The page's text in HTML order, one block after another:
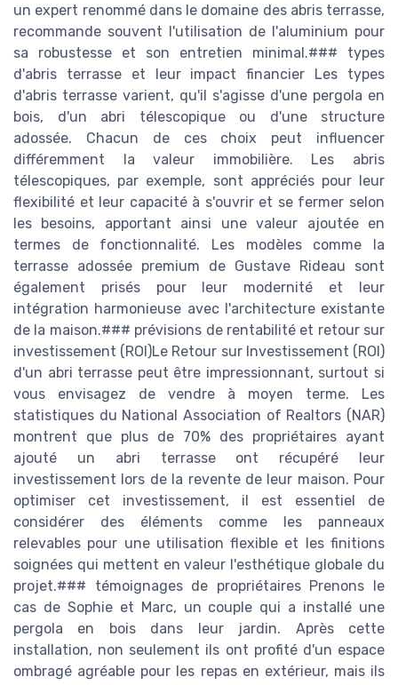
un expert renommé dans le domaine des abris terrasse,
recommande souvent l'utilisation de l'aluminium pour
sa robustesse et son entretien minimal.### types
d'abris terrasse et leur impact financier Les types
d'abris terrasse varient, qu'il s'agisse d'une pergola en
bois, d'un abri télescopique ou d'une structure
adossée. Chacun de ces choix peut influencer
différemment la valeur immobilière. Les abris
télescopiques, par exemple, sont appréciés pour leur
flexibilité et leur capacité à s'ouvrir et se fermer selon
les besoins, apportant ainsi une valeur ajoutée en
termes de fonctionnalité. Les modèles comme la
terrasse adossée premium de Gustave Rideau sont
également prisés pour leur modernité et leur
intégration harmonieuse avec l'architecture existante
de la maison.### prévisions de rentabilité et retour sur
investissement (ROI)Le Retour sur Investissement (ROI)
d'un abri terrasse peut être impressionnant, surtout si
vous envisagez de vendre à moyen terme. Les
statistiques du National Association of Realtors (NAR)
montrent que plus de 70% des propriétaires ayant
ajouté un abri terrasse ont récupéré leur
investissement lors de la revente de leur maison. Pour
optimiser cet investissement, il est essentiel de
considérer des éléments comme les panneaux
relevables pour une utilisation flexible et les finitions
soignées qui mettent en valeur l'esthétique globale du
projet.### témoignages de propriétaires Prenons le
cas de Sophie et Marc, un couple qui a installé une
pergola en bois dans leur jardin. Après cette
installation, non seulement ils ont profité d'un espace
ombragé agréable pour les repas en extérieur, mais ils